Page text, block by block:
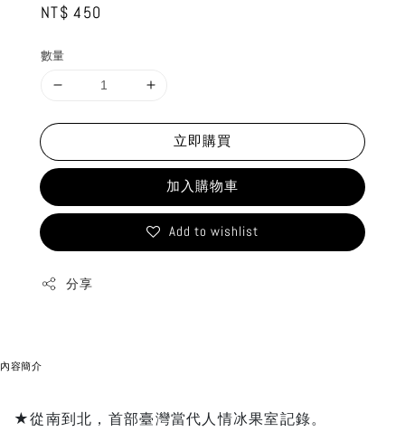
Regular
NT$ 450
數量
立即購買
加入購物車
Add to wishlist
分享
內容簡介
★從南到北，首部臺灣當代人情冰果室記錄。